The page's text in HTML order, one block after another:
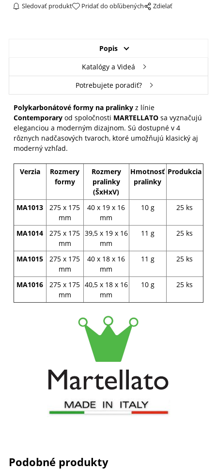
Sledovať produkt Pridať do obľúbených Zdielať
Popis
Katalógy a Videá
Potrebujete poradiť?
Polykarbonátové formy na pralinkyz línie
Contemporaryod spoločnosti MARTELLATOsa vyznačujú
eleganciou a moderným dizajnom. Sú dostupné v 4
rôznych nadčasových tvaroch, ktoré umožňujú klasický aj
moderný vzhľad.
Verzia
Rozmery
formy
Rozmery
pralinky
(ŠxHxV)
Hmotnosť
pralinky
Produkcia
MA1013
275 x 175
mm
40 x 19 x 16
mm
10 g 25 ks
MA1014
275 x 175
mm
39,5 x 19 x 16
mm
11 g 25 ks
MA1015
275 x 175
mm
40 x 18 x 16
mm
11 g 25 ks
MA1016
275 x 175
mm
40,5 x 18 x 16
mm
10 g 25 ks
Podobné produkty